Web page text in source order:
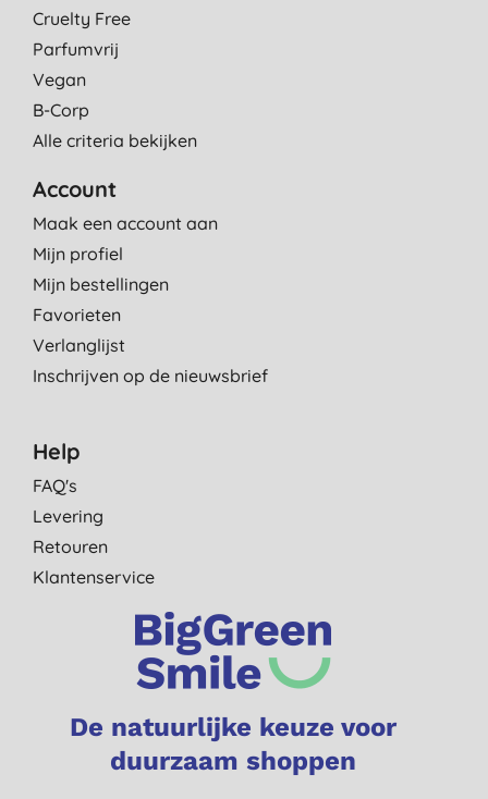
Cruelty Free
Parfumvrij
Vegan
B-Corp
Alle criteria bekijken
Account
Maak een account aan
Mijn profiel
Mijn bestellingen
Favorieten
Verlanglijst
Inschrijven op de nieuwsbrief
Help
FAQ's
Levering
Retouren
Klantenservice
De natuurlijke keuze voor
duurzaam shoppen